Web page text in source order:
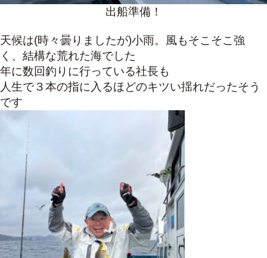
出船準備！
天候は(時々曇りましたが)小雨。風もそこそこ強
く、結構な荒れた海でした
年に数回釣りに行っている社長も
人生で３本の指に入るほどのキツい揺れだったそう
です